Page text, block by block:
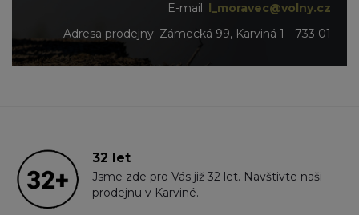
E-mail: l_moravec@volny.cz
Adresa prodejny: Zámecká 99, Karviná 1 - 733 01
32 let
Jsme zde pro Vás již 32 let. Navštivte naši
prodejnu v Karviné.